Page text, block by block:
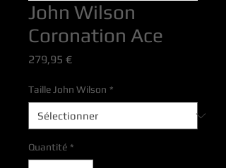
John Wilson
Coronation Ace
279,95 €Prix
Taille John Wilson *
Quantité *